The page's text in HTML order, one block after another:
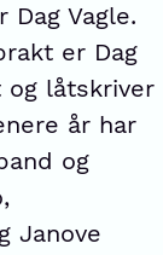
Vagle.
er Dag
låtskriver
år har
og
Janove